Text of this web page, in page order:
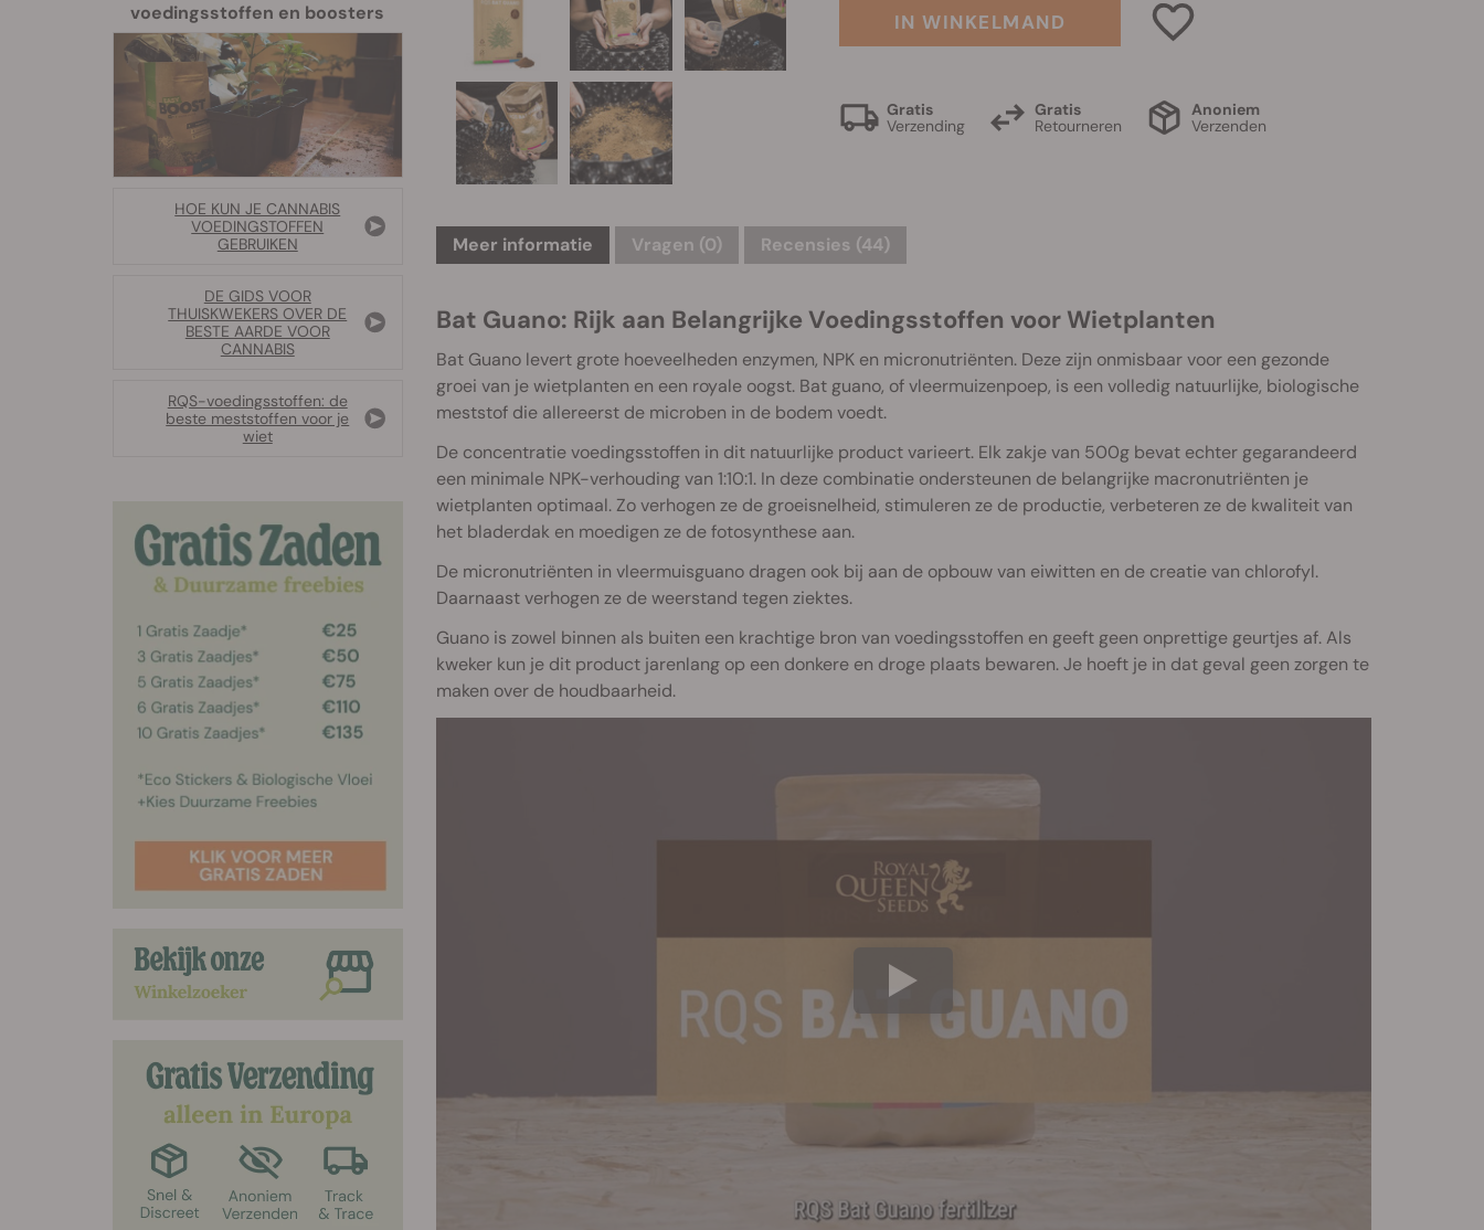
IN WINKELMAND
Gratis
Verzending
Gratis
Retourneren
Anoniem
Verzenden
Meer informatie Vragen (0) Recensies (44)
Bat Guano: Rijk aan Belangrijke Voedingsstoffen voor Wietplanten
Bat Guano levert grote hoeveelheden enzymen, NPK en micronutriënten. Deze zijn onmisbaar voor een gezonde
groei van je wietplanten en een royale oogst. Bat guano, of vleermuizenpoep, is een volledig natuurlijke, biologische
meststof die allereerst de microben in de bodem voedt.
De concentratie voedingsstoffen in dit natuurlijke product varieert. Elk zakje van 500g bevat echter gegarandeerd
een minimale NPK-verhouding van 1:10:1. In deze combinatie ondersteunen de belangrijke macronutriënten je
wietplanten optimaal. Zo verhogen ze de groeisnelheid, stimuleren ze de productie, verbeteren ze de kwaliteit van
het bladerdak en moedigen ze de fotosynthese aan.
De micronutriënten in vleermuisguano dragen ook bij aan de opbouw van eiwitten en de creatie van chlorofyl.
Daarnaast verhogen ze de weerstand tegen ziektes.
Guano is zowel binnen als buiten een krachtige bron van voedingsstoffen en geeft geen onprettige geurtjes af. Als
kweker kun je dit product jarenlang op een donkere en droge plaats bewaren. Je hoeft je in dat geval geen zorgen te
maken over de houdbaarheid.
voedingsstoffen en boosters
HOE KUN JE CANNABIS
VOEDINGSTOFFEN
GEBRUIKEN
DE GIDS VOOR
THUISKWEKERS OVER DE
BESTE AARDE VOOR
CANNABIS
RQS-voedingsstoffen: de
beste meststoffen voor je
wiet